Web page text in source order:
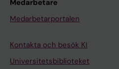
Medarbetare
Medarbetarportalen
Kontakta och besök KI
Universitetsbiblioteket